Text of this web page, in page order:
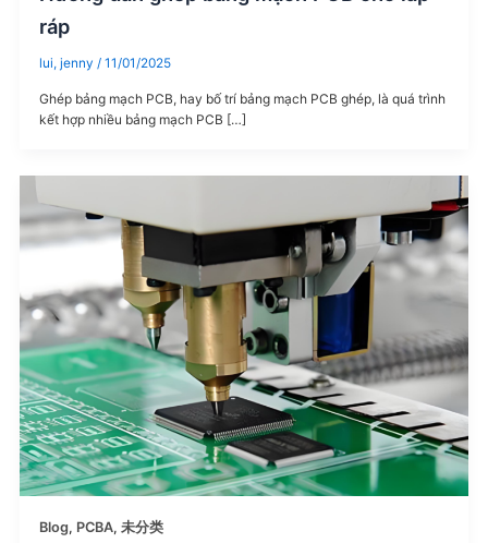
ráp
lui, jenny / 11/01/2025
Ghép bảng mạch PCB, hay bố trí bảng mạch PCB ghép, là quá trình
kết hợp nhiều bảng mạch PCB […]
Blog, PCBA, 未分类